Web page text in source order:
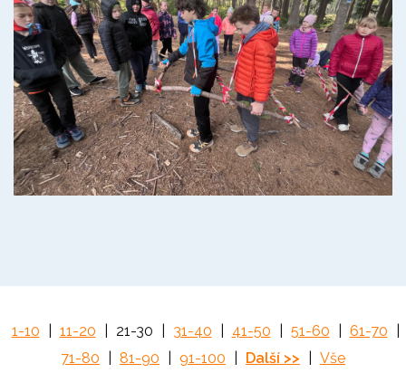
1-10 11-20 21-30 31-40 41-50 51-60 61-70
71-80
81-90 91-100 Další >> Vše